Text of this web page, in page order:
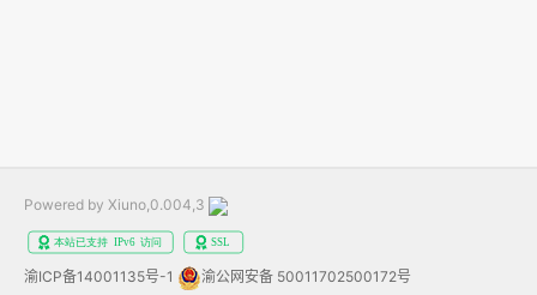
Powered by Xiuno,0.004,3
渝ICP备14001135号-1 渝公网安备 50011702500172号